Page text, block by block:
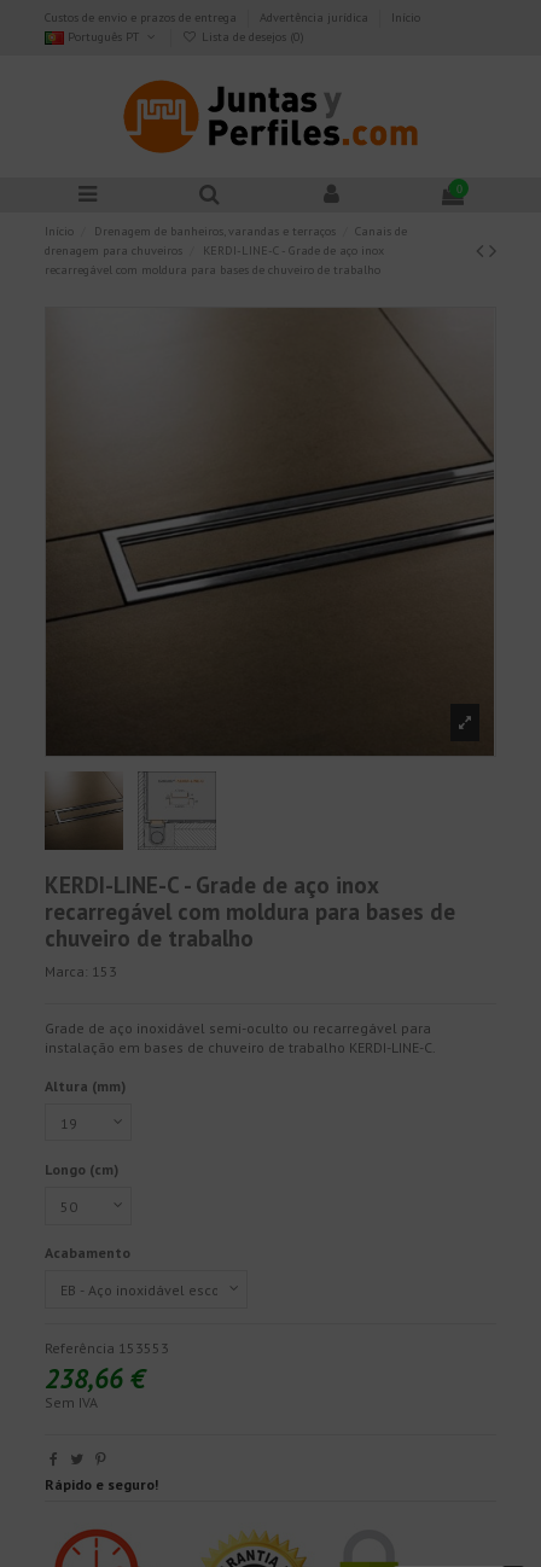
Custos de envio e prazos de entrega Advertência jurídica
Início
Português PT
Lista de desejos (0)
0
Início Drenagem de banheiros, varandas e terraços
Canais de
drenagem para chuveiros
KERDI-LINE-C - Grade de aço inox
recarregável com moldura para bases de chuveiro de trabalho
KERDI-LINE-C - Grade de aço inox
recarregável com moldura para bases de
chuveiro de trabalho
Marca: 153
Grade de aço inoxidável semi-oculto ou recarregável para
instalação em bases de chuveiro de trabalho KERDI-LINE-C.
Altura (mm)
Longo (cm)
Acabamento
Referência 153553
238,66 €
Sem IVA
Rápido e seguro!